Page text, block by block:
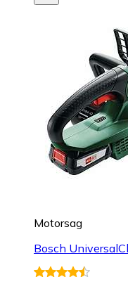
Motorsag
Bosch